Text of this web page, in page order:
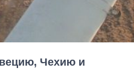
Чехию и